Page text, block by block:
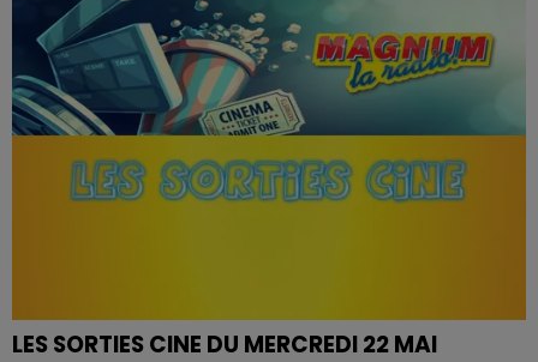
LES SORTIES CINE DU MERCREDI 22 MAI